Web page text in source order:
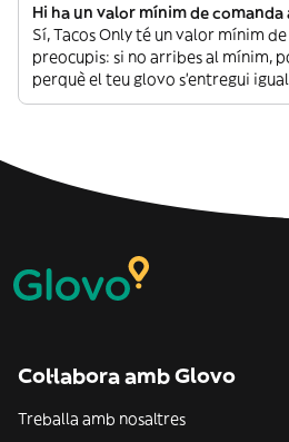
Hi ha un valor mínim de comanda
Sí, Tacos Only té un valor mínim
preocupis: si no arribes al mínim,
perquè el teu glovo s’entregui
Col·labora amb Glovo
Treballa amb nosaltres